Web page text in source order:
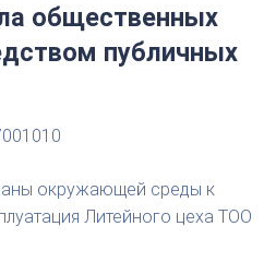
общественных
публичных
окружающей среды к
Литейного цеха ТОО